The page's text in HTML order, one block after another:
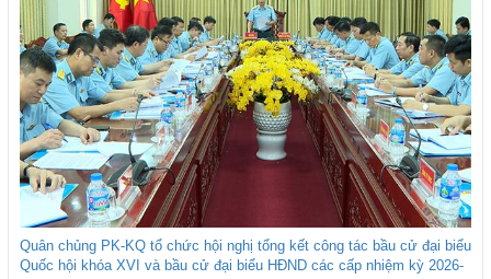
Quân chủng PK-KQ tổ chức hội nghị tổng kết công tác bầu cử đại biểu
Quốc hội khóa XVI và bầu cử đại biểu HĐND các cấp nhiệm kỳ 2026-